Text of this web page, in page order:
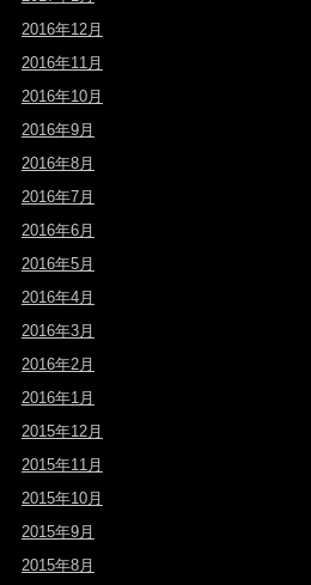
2016年12月
2016年11月
2016年10月
2016年9月
2016年8月
2016年7月
2016年6月
2016年5月
2016年4月
2016年3月
2016年2月
2016年1月
2015年12月
2015年11月
2015年10月
2015年9月
2015年8月